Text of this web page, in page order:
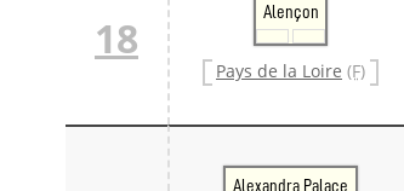
18
Alençon
Pays de la Loire (F)
Alexandra Palace